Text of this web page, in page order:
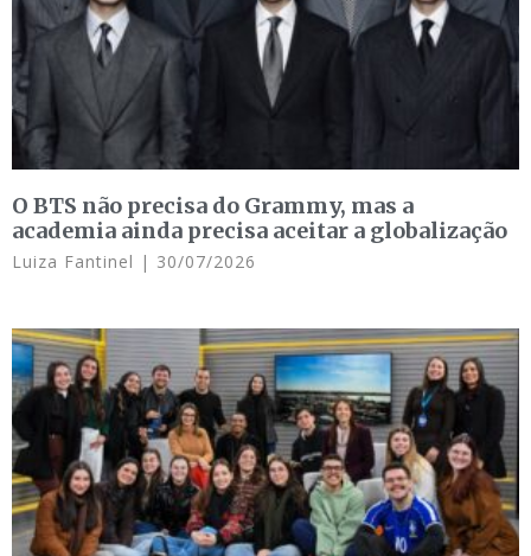
O BTS não precisa do Grammy, mas a
academia ainda precisa aceitar a globalização
Luiza Fantinel 30/07/2026